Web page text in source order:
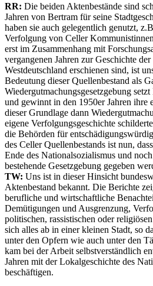
RR: Die beiden Aktenbestände sind
Jahren von Bertram für seine
haben sie auch gelegentlich genutzt,
Verfolgung von Celler
erst im Zusammenhang mit
vergangenen Jahren zur Geschichte
Westdeutschland erschienen sind, ist
Bedeutung dieser Quellenbestand als
Wiedergutmachungsgesetzgebung
und gewinnt in den 1950er Jahren ihre
dieser Grundlage dann
eigene Verfolgungsgeschichte
die Behörden für
des Celler Quellenbestands ist nun,
Ende des Nationalsozialismus und
bestehende Gesetzgebung gegeben
TW: Uns ist in dieser Hinsicht
Aktenbestand bekannt. Die Berichte
berufliche und wirtschaftliche
Demütigungen und Ausgrenzung,
politischen, rassistischen oder
sich alles ab in einer kleinen Stadt, so
unter den Opfern wie auch unter den
kam bei der Arbeit selbstverständlich
Jahren mit der Lokalgeschichte des
beschäftigen.